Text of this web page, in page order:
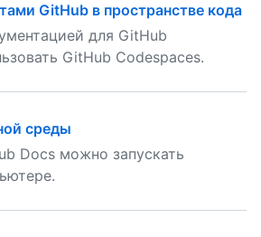
GitHub в пространстве кода
для GitHub
GitHub Codespaces.
среды
Docs можно запускать